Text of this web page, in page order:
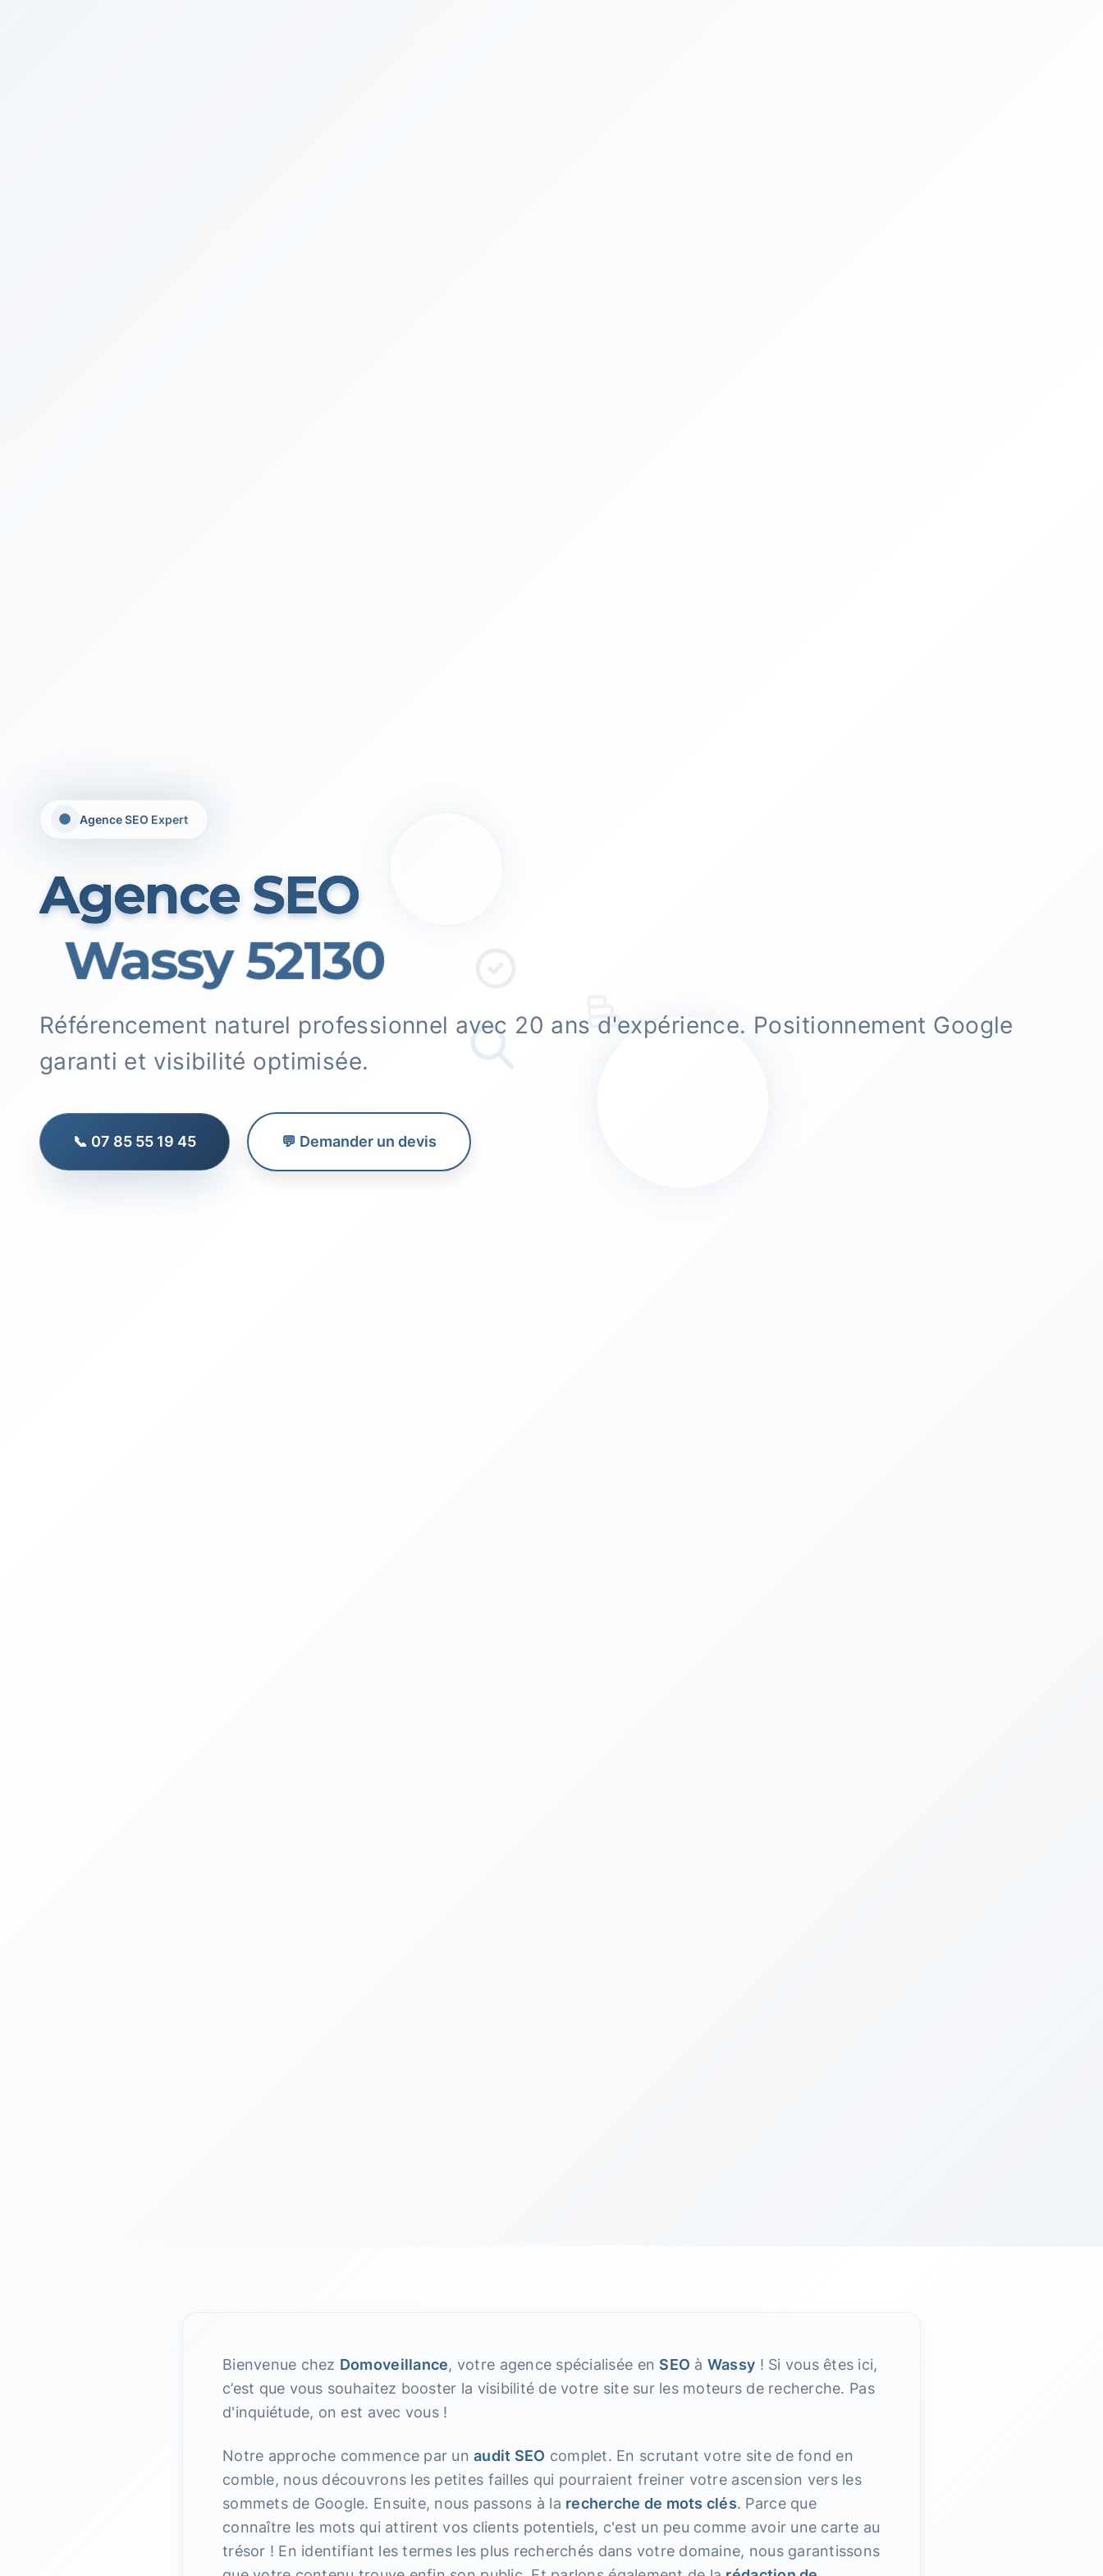
Agence SEO Expert
Agence SEO
Wassy 52130
Référencement naturel professionnel avec 20 ans d'expérience. Positionnement Google
garanti et visibilité optimisée.
📞 07 85 55 19 45 💬 Demander un devis
Bienvenue chez Domoveillance, votre agence spécialisée en SEO à Wassy ! Si vous êtes ici,
c’est que vous souhaitez booster la visibilité de votre site sur les moteurs de recherche. Pas
d'inquiétude, on est avec vous !
Notre approche commence par unaudit SEO complet. En scrutant votre site de fond en
comble, nous découvrons les petites failles qui pourraient freiner votre ascension vers les
sommets de Google. Ensuite, nous passons à la recherche de mots clés. Parce que
connaître les mots qui attirent vos clients potentiels, c'est un peu comme avoir une carte au
trésor ! En identifiant les termes les plus recherchés dans votre domaine, nous garantissons